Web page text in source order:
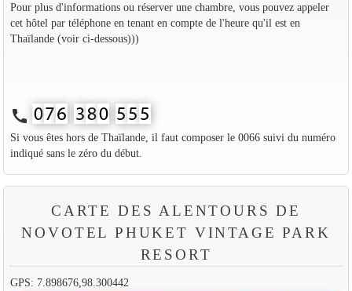
Pour plus d'informations ou réserver une chambre, vous pouvez appeler
cet hôtel par téléphone en tenant en compte de l'heure qu'il est en
Thaïlande (voir ci-dessous)))
call
Si vous êtes hors de Thaïlande, il faut composer le 0066 suivi du numéro
indiqué sans le zéro du début.
CARTE DES ALENTOURS DE
NOVOTEL PHUKET VINTAGE PARK
RESORT
GPS: 7.898676,98.300442